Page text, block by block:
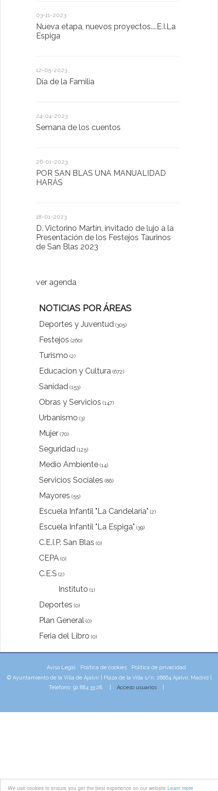
We use cookies to ensure you get the best experience on our website Learn more
03-11-2023
Nueva etapa, nuevos proyectos....E.I.La
Espiga
12-05-2023
Día de la Familia
24-04-2023
Semana de los cuentos
26-01-2023
POR SAN BLAS UNA MANUALIDAD
HARÁS
18-01-2023
D. Victorino Martín, invitado de lujo a la
Presentación de los Festejos Taurinos
de San Blas 2023
ver agenda
NOTICIAS POR ÁREAS
Deportes y Juventud (305)
Festejos (260)
Turismo (2)
Educacion y Cultura (672)
Sanidad (153)
Obras y Servicios (147)
Urbanismo (3)
Mujer (70)
Seguridad (125)
Medio Ambiente (14)
Servicios Sociales (86)
Mayores (55)
Escuela Infantil "La Candelaría" (2)
Escuela Infantil "La Espiga" (39)
C.E.I.P. San Blas (0)
CEPA (0)
C.E.S (2)
Instituto (1)
Deportes (0)
Plan General (0)
Feria del Libro (0)
Aviso Legal Política de cookies
Política de privacidad
© Ayuntamiento de la Villa de Ajalvir | Plaza de la Villa s/n, 28864 Ajalvir, Madrid |
Teléfono: 91 884 33 28 | Acceso usuarios|